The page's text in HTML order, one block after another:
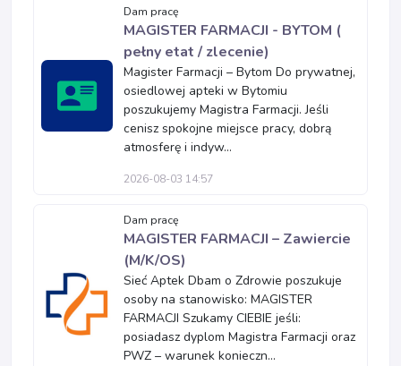
Dam pracę
MAGISTER FARMACJI - BYTOM (
pełny etat / zlecenie)
Magister Farmacji – Bytom Do prywatnej,
osiedlowej apteki w Bytomiu
poszukujemy Magistra Farmacji. Jeśli
cenisz spokojne miejsce pracy, dobrą
atmosferę i indyw...
2026-08-03 14:57
Dam pracę
MAGISTER FARMACJI – Zawiercie
(M/K/OS)
Sieć Aptek Dbam o Zdrowie poszukuje
osoby na stanowisko: MAGISTER
FARMACJI Szukamy CIEBIE jeśli:
posiadasz dyplom Magistra Farmacji oraz
PWZ – warunek konieczn...